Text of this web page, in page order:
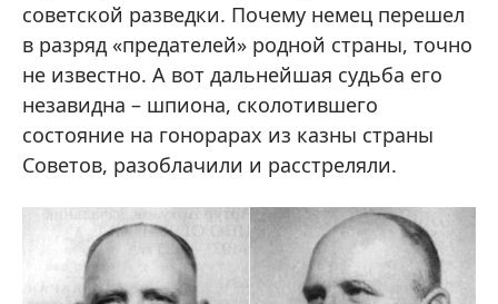
советской разведки. Почему немец перешел
в разряд «предателей» родной страны, точно
не известно. А вот дальнейшая судьба его
незавидна – шпиона, сколотившего
состояние на гонорарах из казны страны
Советов, разоблачили и расстреляли.